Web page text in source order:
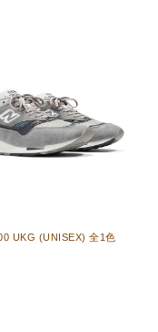
UKG (UNISEX) 全1色